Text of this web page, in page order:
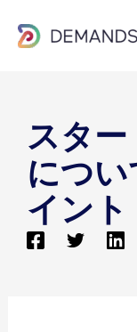
スター
につ
イント